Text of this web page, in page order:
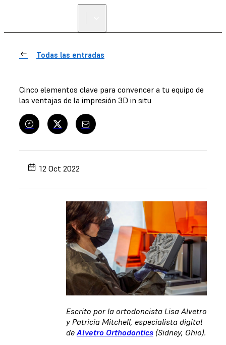
Todas las entradas
Cinco elementos clave para convencer a tu equipo de
las ventajas de la impresión 3D in situ
12 Oct 2022
Escrito por la ortodoncista Lisa Alvetro
y Patricia Mitchell, especialista digital
de Alvetro Orthodontics (Sidney, Ohio).